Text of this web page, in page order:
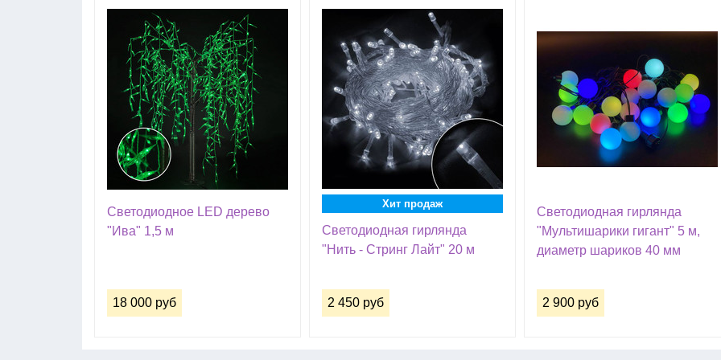
Светодиодное LED дерево
"Ива" 1,5 м
18 000 руб
Хит продаж
Светодиодная гирлянда
"Нить - Стринг Лайт" 20 м
2 450 руб
Светодиодная гирлянда
"Мультишарики гигант" 5 м,
диаметр шариков 40 мм
2 900 руб